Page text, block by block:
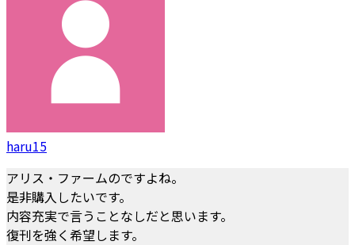
haru15
アリス・ファームのですよね。
是非購入したいです。
内容充実で言うことなしだと思います。
復刊を強く希望します。